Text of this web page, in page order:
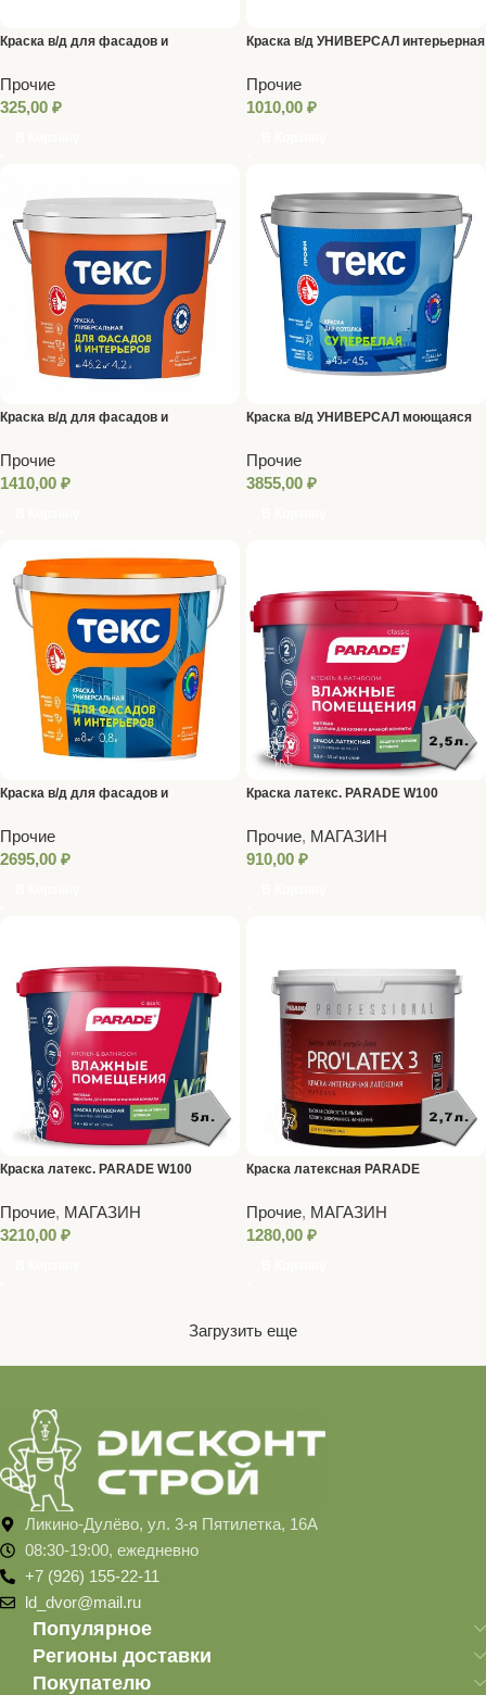
Краска в/д для фасадов и
Прочие
325,00 ₽
Краска в/д УНИВЕРСАЛ интерьерная
Прочие
1010,00 ₽
Краска в/д для фасадов и
Прочие
1410,00 ₽
Краска в/д УНИВЕРСАЛ моющаяся
Прочие
3855,00 ₽
Краска в/д для фасадов и
Прочие
2695,00 ₽
Краска латекс. PARADE W100
Прочие, МАГАЗИН
910,00 ₽
Краска латекс. PARADE W100
Прочие, МАГАЗИН
3210,00 ₽
Краска латексная PARADE
Прочие, МАГАЗИН
1280,00 ₽
Загрузить еще
Ликино-Дулёво, ул. 3-я Пятилетка, 16А
08:30-19:00, ежедневно
+7 (926) 155-22-11
ld_dvor@mail.ru
Популярное
Регионы доставки
Покупателю